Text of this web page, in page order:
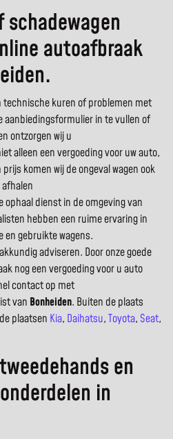
schadewagen
autoafbraak
technische kuren of problemen met
aanbiedingsformulier in te vullen of
ontzorgen wij u
alleen een vergoeding voor uw auto,
komen wij de ongeval wagen ook
ophaal dienst in de omgeving van
hebben een ruime ervaring in
en gebruikte wagens.
adviseren. Door onze goede
nog een vergoeding voor u auto
contact op met
van Bonheiden. Buiten de plaats
plaatsen Kia, Daihatsu,Toyota, Seat,
en
in